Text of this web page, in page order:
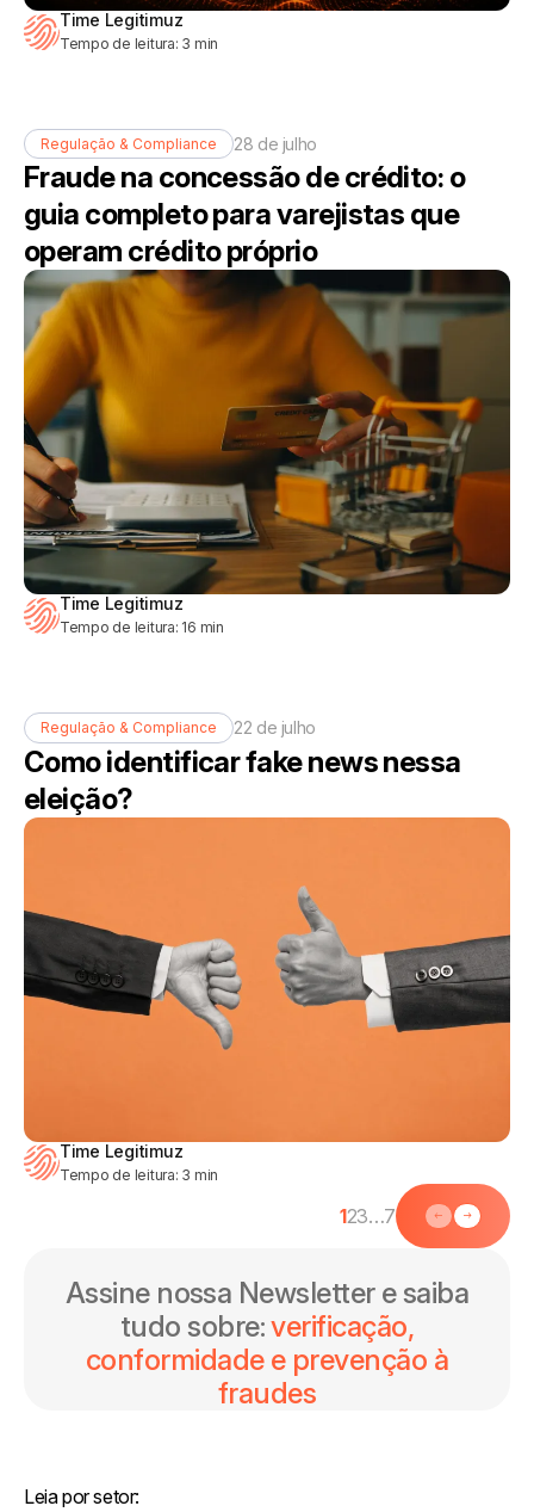
Leia por setor:
Time Legitimuz
Tempo de leitura: 3 min
Regulação & Compliance 28 de julho
Fraude na concessão de crédito: o
guia completo para varejistas que
operam crédito próprio
Time Legitimuz
Tempo de leitura: 16 min
Regulação & Compliance 22 de julho
Como identificar fake news nessa
eleição?
Time Legitimuz
Tempo de leitura: 3 min
123…7
Assine nossa Newsletter e saiba
tudo sobre:verificação,
conformidade e prevenção à
fraudes